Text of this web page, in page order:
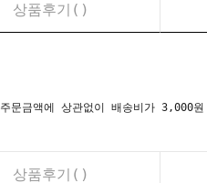
상품후기( )
액에 상관없이 배송비가 3,000원
상품후기( )